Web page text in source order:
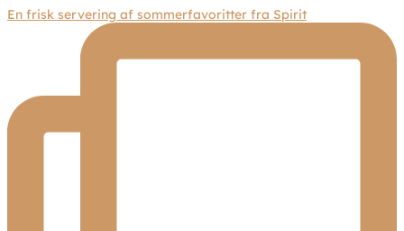
En frisk servering af sommerfavoritter fra Spirit